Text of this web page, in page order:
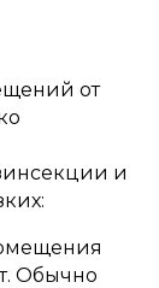
от
и
Обычно